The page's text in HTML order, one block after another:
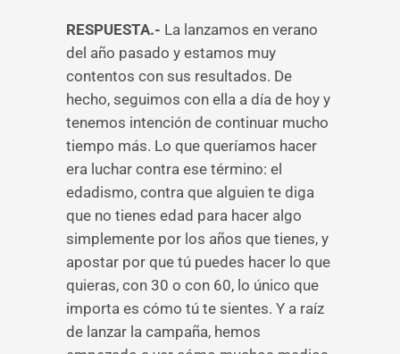
RESPUESTA.- La lanzamos en verano
del año pasado y estamos muy
contentos con sus resultados. De
hecho, seguimos con ella a día de hoy y
tenemos intención de continuar mucho
tiempo más. Lo que queríamos hacer
era luchar contra ese término: el
edadismo, contra que alguien te diga
que no tienes edad para hacer algo
simplemente por los años que tienes, y
apostar por que tú puedes hacer lo que
quieras, con 30 o con 60, lo único que
importa es cómo tú te sientes. Y a raíz
de lanzar la campaña, hemos